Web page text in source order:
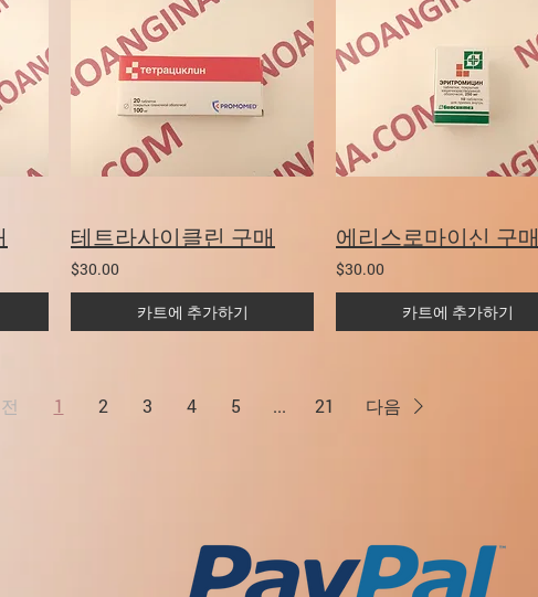
테트라사이클린 구매
$30.00
카트에 추가하기
에리스로마이신 구매
$30.00
카트에 추가하기
1 2 3 4 5 ... 21 다음